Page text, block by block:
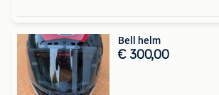
Bell helm
€ 300,00